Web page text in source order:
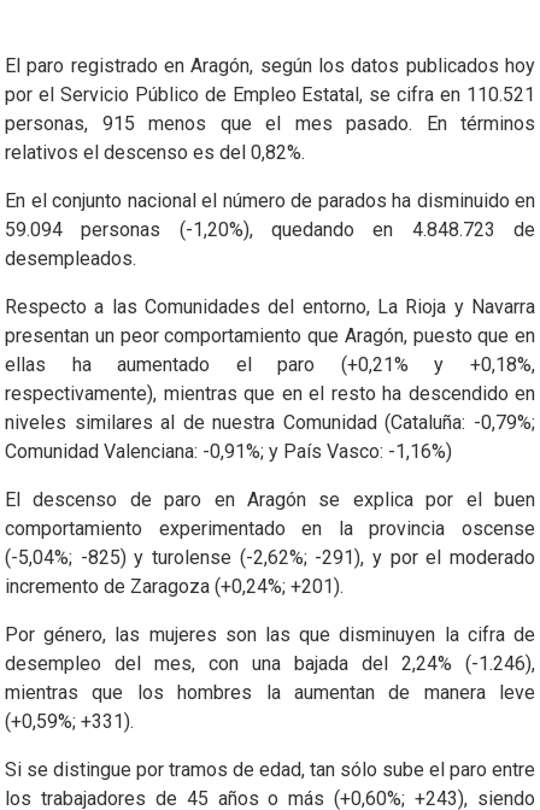
El paro registrado en Aragón, según los datos publicados hoy
por el Servicio Público de Empleo Estatal, se cifra en 110.521
personas, 915 menos que el mes pasado. En términos
relativos el descenso es del 0,82%.
En el conjunto nacional el número de parados ha disminuido en
59.094 personas (-1,20%), quedando en 4.848.723 de
desempleados.
Respecto a las Comunidades del entorno, La Rioja y Navarra
presentan un peor comportamiento que Aragón, puesto que en
ellas ha aumentado el paro (+0,21% y +0,18%,
respectivamente), mientras que en el resto ha descendido en
niveles similares al de nuestra Comunidad (Cataluña: -0,79%;
Comunidad Valenciana: -0,91%; y País Vasco: -1,16%)
El descenso de paro en Aragón se explica por el buen
comportamiento experimentado en la provincia oscense
(-5,04%; -825) y turolense (-2,62%; -291), y por el moderado
incremento de Zaragoza (+0,24%; +201).
Por género, las mujeres son las que disminuyen la cifra de
desempleo del mes, con una bajada del 2,24% (-1.246),
mientras que los hombres la aumentan de manera leve
(+0,59%; +331).
Si se distingue por tramos de edad, tan sólo sube el paro entre
los trabajadores de 45 años o más (+0,60%; +243), siendo